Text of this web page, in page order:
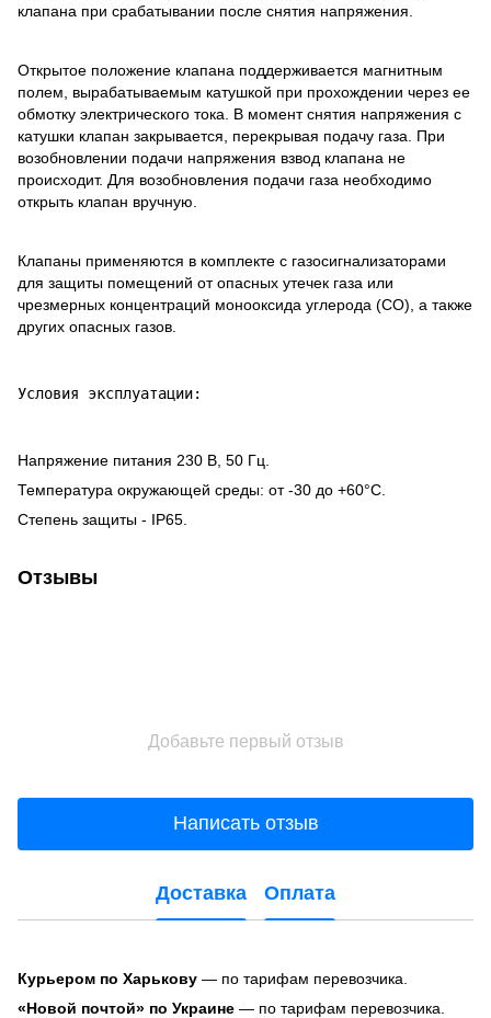
клапана при срабатывании после снятия напряжения.
Открытое положение клапана поддерживается магнитным
полем, вырабатываемым катушкой при прохождении через ее
обмотку электрического тока. В момент снятия напряжения с
катушки клапан закрывается, перекрывая подачу газа. При
возобновлении подачи напряжения взвод клапана не
происходит. Для возобновления подачи газа необходимо
открыть клапан вручную.
Клапаны применяются в комплекте с газосигнализаторами
для защиты помещений от опасных утечек газа или
чрезмерных концентраций монооксида углерода (СО), а также
других опасных газов.
Условия эксплуатации:
Напряжение питания 230 В, 50 Гц.
Температура окружающей среды: от -30 до +60°С.
Степень защиты - IP65.
Отзывы
Добавьте первый отзыв
Написать отзыв
Доставка Оплата
Курьером по Харькову — по тарифам перевозчика.
«Новой почтой» по Украине — по тарифам перевозчика.